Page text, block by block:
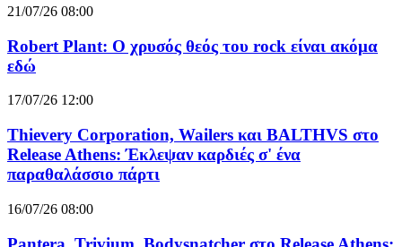
21/07/26 08:00
Robert Plant: Ο χρυσός θεός του rock είναι ακόμα
εδώ
17/07/26 12:00
Thievery Corporation, Wailers και BALTHVS στο
Release Athens: Έκλεψαν καρδιές σ' ένα
παραθαλάσσιο πάρτι
16/07/26 08:00